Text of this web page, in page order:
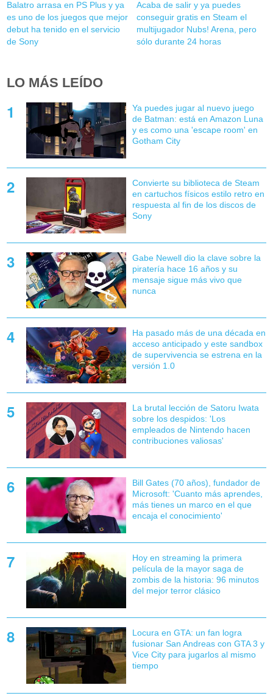
Balatro arrasa en PS Plus y ya
es uno de los juegos que mejor
debut ha tenido en el servicio
de Sony
Acaba de salir y ya puedes
conseguir gratis en Steam el
multijugador Nubs! Arena, pero
sólo durante 24 horas
LO MÁS LEÍDO
Ya puedes jugar al nuevo juego
de Batman: está en Amazon Luna
y es como una 'escape room' en
Gotham City
Convierte su biblioteca de Steam
en cartuchos físicos estilo retro en
respuesta al fin de los discos de
Sony
Gabe Newell dio la clave sobre la
piratería hace 16 años y su
mensaje sigue más vivo que
nunca
Ha pasado más de una década en
acceso anticipado y este sandbox
de supervivencia se estrena en la
versión 1.0
La brutal lección de Satoru Iwata
sobre los despidos: 'Los
empleados de Nintendo hacen
contribuciones valiosas'
Bill Gates (70 años), fundador de
Microsoft: 'Cuanto más aprendes,
más tienes un marco en el que
encaja el conocimiento'
Hoy en streaming la primera
película de la mayor saga de
zombis de la historia: 96 minutos
del mejor terror clásico
Locura en GTA: un fan logra
fusionar San Andreas con GTA 3 y
Vice City para jugarlos al mismo
tiempo